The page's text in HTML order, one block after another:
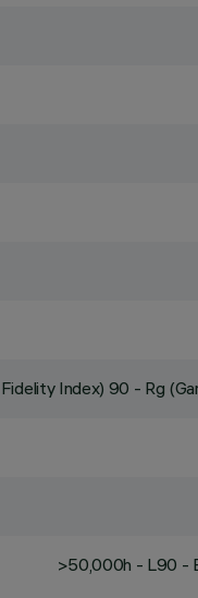
Index) 90 - Rg
>50,000h - L90 -